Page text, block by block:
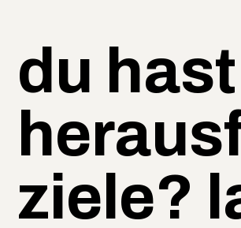
du
ziele?